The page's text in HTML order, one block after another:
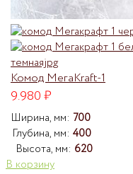
Комод МегаKraft-1
9.980₽
Ширина, мм: 700
Глубина, мм: 400
Высота, мм: 620
В корзину